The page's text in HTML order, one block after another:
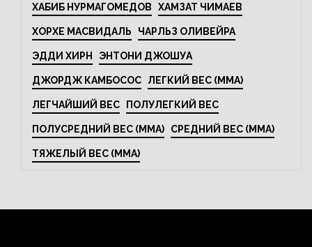
ХАБИБ НУРМАГОМЕДОВ ХАМЗАТ ЧИМАЕВ
ХОРХЕ МАСВИДАЛЬ ЧАРЛЬЗ ОЛИВЕЙРА
ЭДДИ ХИРН ЭНТОНИ ДЖОШУА
ДЖОРДЖ КАМБОСОС ЛЕГКИЙ ВЕС (MMA)
ЛЕГЧАЙШИЙ ВЕС ПОЛУЛЕГКИЙ ВЕС
ПОЛУСРЕДНИЙ ВЕС (MMA) СРЕДНИЙ ВЕС (MMA)
ТЯЖЕЛЫЙ ВЕС (MMA)